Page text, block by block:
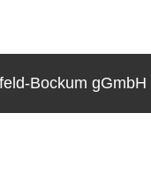
Bockum gGmbH